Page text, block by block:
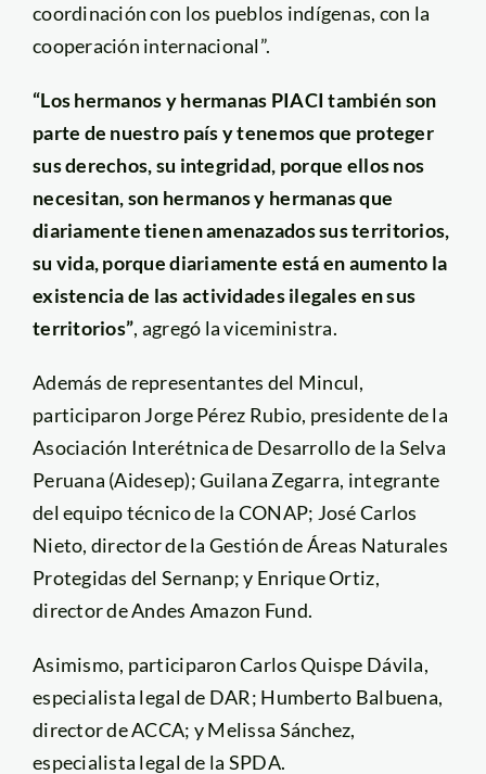
coordinación con los pueblos indígenas, con la
cooperación internacional”.
“Los hermanos y hermanas PIACI también son
parte de nuestro país y tenemos que proteger
sus derechos, su integridad, porque ellos nos
necesitan, son hermanos y hermanas que
diariamente tienen amenazados sus territorios,
su vida, porque diariamente está en aumento la
existencia de las actividades ilegales en sus
territorios”, agregó la viceministra.
Además de representantes del Mincul,
participaron Jorge Pérez Rubio, presidente de la
Asociación Interétnica de Desarrollo de la Selva
Peruana (Aidesep); Guilana Zegarra, integrante
del equipo técnico de la CONAP; José Carlos
Nieto, director de la Gestión de Áreas Naturales
Protegidas del Sernanp; y Enrique Ortiz,
director de Andes Amazon Fund.
Asimismo, participaron Carlos Quispe Dávila,
especialista legal de DAR; Humberto Balbuena,
director de ACCA; y Melissa Sánchez,
especialista legal de la SPDA.